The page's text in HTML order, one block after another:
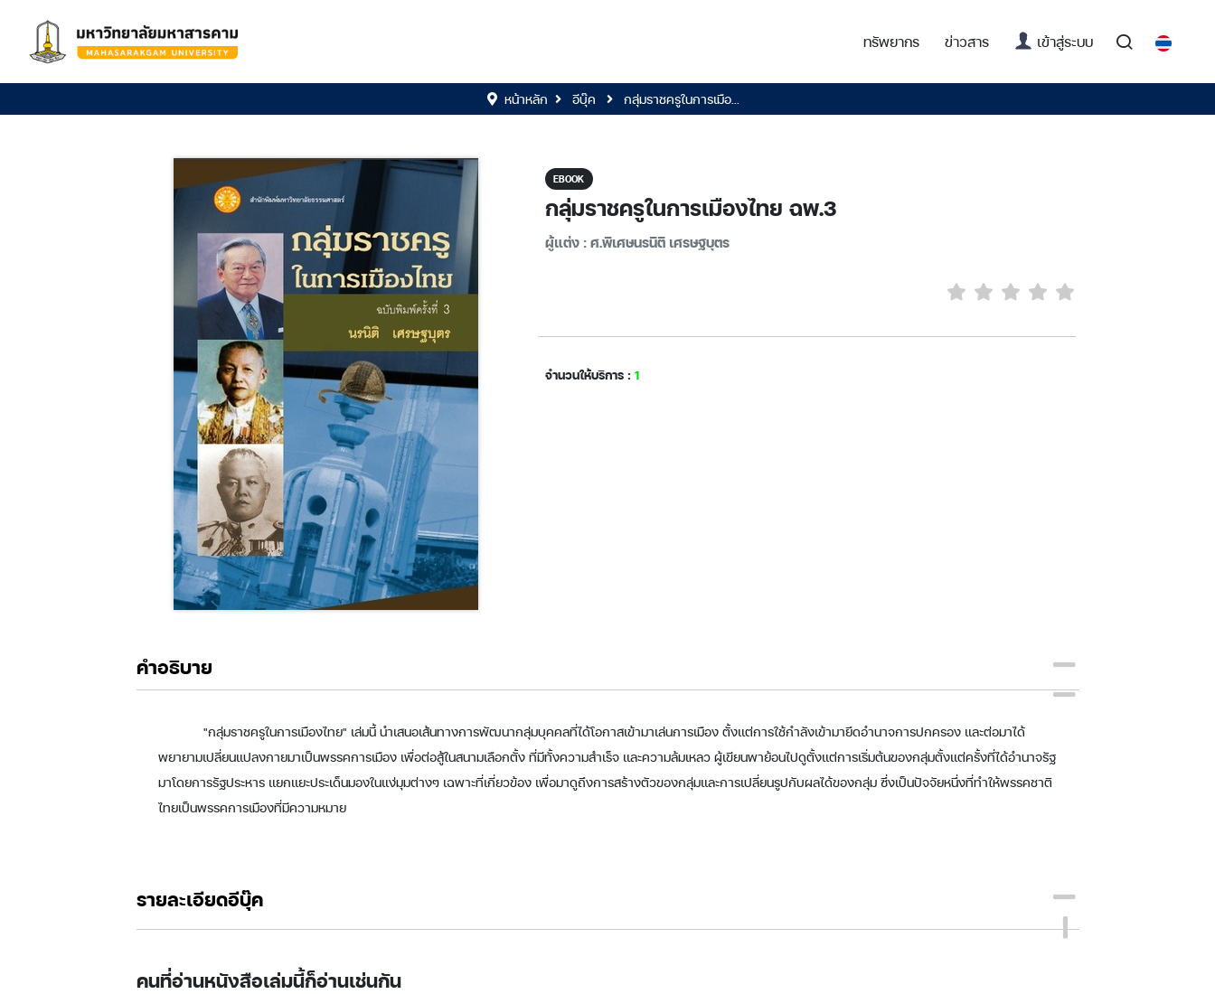
ทรัพยากร ข่าวสาร เข้าสู่ระบบ(current)
หน้าหลัก อีบุ๊ค กลุ่มราชครูในการเมือ...
EBOOK
กลุ่มราชครูในการเมืองไทย ฉพ.3
ผู้แต่ง : ศ.พิเศษนรนิติ เศรษฐบุตร
จำนวนให้บริการ : 1
คำอธิบาย
"กลุ่มราชครูในการเมืองไทย" เล่มนี้ นำเสนอเส้นทางการพัฒนากลุ่มบุคคลที่ได้โอกาสเข้ามาเล่นการเมือง ตั้งแต่การใช้กำลังเข้ามายึดอำนาจการปกครอง และต่อมาได้
พยายามเปลี่ยนแปลงกายมาเป็นพรรคการเมือง เพื่อต่อสู้ในสนามเลือกตั้ง ที่มีทั้งความสำเร็จ และความล้มเหลว ผู้เขียนพาย้อนไปดูตั้งแต่การเริ่มต้นของกลุ่มตั้งแต่ครั้งที่ได้อำนาจรัฐ
มาโดยการรัฐประหาร แยกแยะประเด็นมองในแง่มุมต่างๆ เฉพาะที่เกี่ยวข้อง เพื่อมาดูถึงการสร้างตัวของกลุ่มและการเปลี่ยนรูปกับผลได้ของกลุ่ม ซึ่งเป็นปัจจัยหนึ่งที่ทำให้พรรคชาติ
ไทยเป็นพรรคการเมืองที่มีความหมาย
รายละเอียดอีบุ๊ค
คนที่อ่านหนังสือเล่มนี้ก็อ่านเช่นกัน